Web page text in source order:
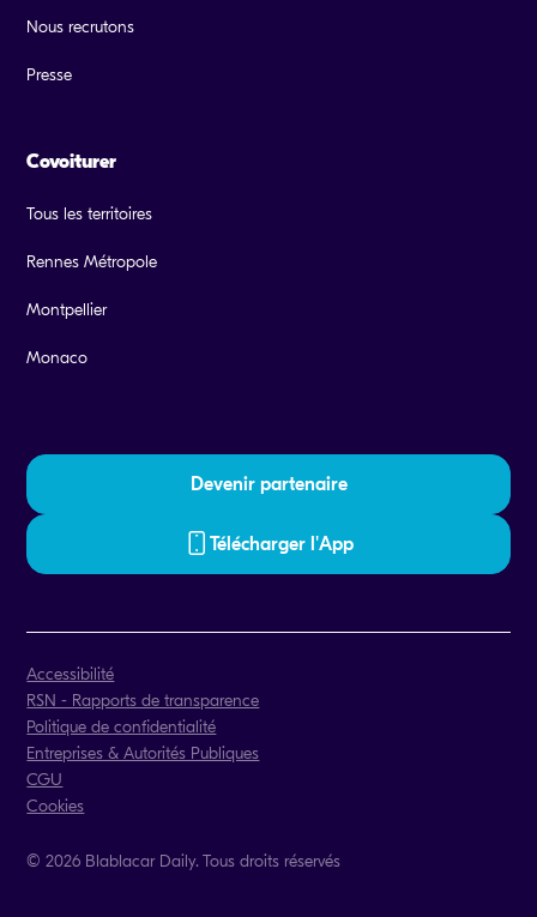
Nous recrutons
Presse
Covoiturer
Tous les territoires
Rennes Métropole
Montpellier
Monaco
Devenir partenaire
Télécharger l'App
© 2026 Blablacar Daily. Tous droits réservés
Accessibilité
RSN - Rapports de transparence
Politique de confidentialité
Entreprises & Autorités Publiques
CGU
Cookies